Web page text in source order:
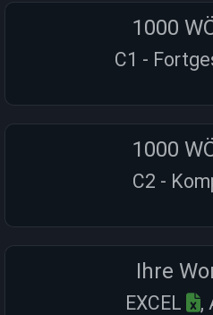
1000
C1 -
1000
C2 -
Ihre
EXCEL ,